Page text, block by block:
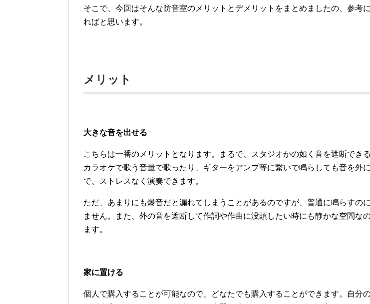
そこで、今回はそんな防音室のメリットとデメリットをまとめましたの、参考
ればと思います。
メリット
大きな音を出せる
こちらは一番のメリットとなります。まるで、スタジオかの如く音を遮断でき
カラオケで歌う音量で歌ったり、ギターをアンプ等に繋いで鳴らしても音を外
で、ストレスなく演奏できます。
ただ、あまりにも爆音だと漏れてしまうことがあるのですが、普通に鳴らすの
ません。また、外の音を遮断して作詞や作曲に没頭したい時にも静かな空間な
ます。
家に置ける
個人で購入することが可能なので、どなたでも購入することができます。自分